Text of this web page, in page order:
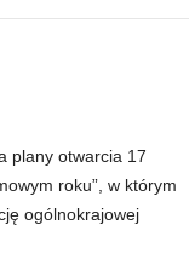
plany otwarcia 17
roku”, w którym
ogólnokrajowej